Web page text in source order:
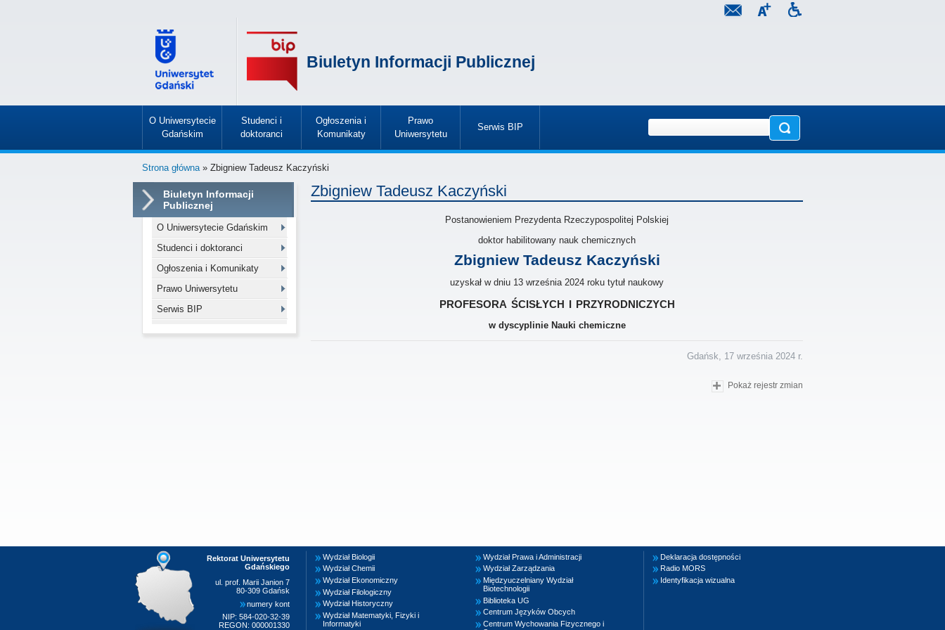
Biuletyn Informacji Publicznej
O Uniwersytecie
Gdańskim
»
Studenci i
doktoranci
»
Ogłoszenia i
Komunikaty
»
Prawo
Uniwersytetu
»
Serwis BIP
»
Strona główna» Zbigniew Tadeusz Kaczyński
Biuletyn Informacji
Publicznej
O Uniwersytecie Gdańskim
Studenci i doktoranci
Ogłoszenia i Komunikaty
Prawo Uniwersytetu
Serwis BIP
Zbigniew Tadeusz Kaczyński
Postanowieniem Prezydenta Rzeczypospolitej Polskiej
doktor habilitowany nauk chemicznych
Zbigniew Tadeusz Kaczyński
uzyskał w dniu 13 września 2024 roku tytuł naukowy
profesora ścisłych i przyrodniczych
w dyscyplinie Nauki chemiczne
Gdańsk, 17 września 2024 r.
Pokaż rejestr zmian
Rektorat Uniwersytetu
Gdańskiego
ul. prof. Marii Janion 7
80-309 Gdańsk
numery kont
NIP: 584-020-32-39
REGON: 000001330
Wydział Biologii
Wydział Chemii
Wydział Ekonomiczny
Wydział Filologiczny
Wydział Historyczny
Wydział Matematyki, Fizyki i
Informatyki
Wydział Prawa i Administracji
Wydział Zarządzania
Międzyuczelniany Wydział
Biotechnologii
Biblioteka UG
Centrum Języków Obcych
Centrum Wychowania Fizycznego i
Deklaracja dostępności
Radio MORS
Identyfikacja wizualna